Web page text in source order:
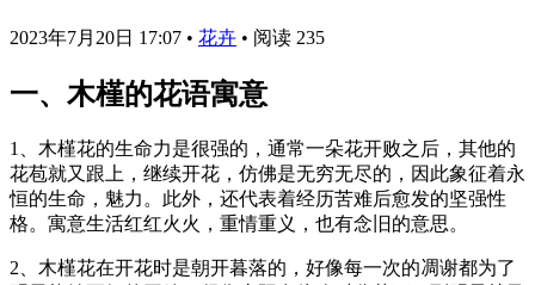
2023年7月20日 17:07 • 花卉 • 阅读 235
一、木槿的花语寓意
1、木槿花的生命力是很强的，通常一朵花开败之后，其他的
花苞就又跟上，继续开花，仿佛是无穷无尽的，因此象征着永
恒的生命，魅力。此外，还代表着经历苦难后愈发的坚强性
格。寓意生活红红火火，重情重义，也有念旧的意思。
2、木槿花在开花时是朝开暮落的，好像每一次的凋谢都为了